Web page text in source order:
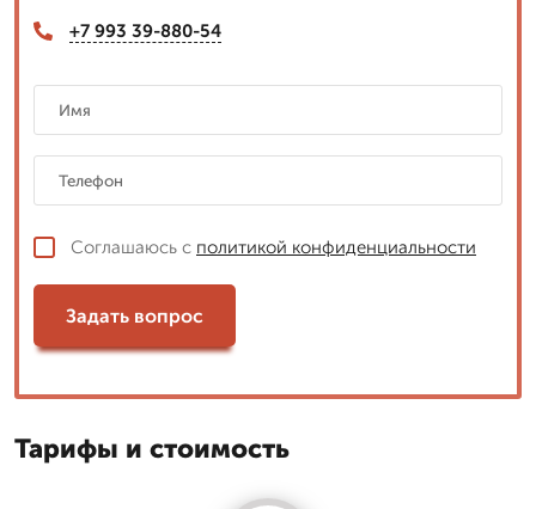
+7 993 39-880-54
Соглашаюсь с политикой конфиденциальности
Задать вопрос
Тарифы и стоимость